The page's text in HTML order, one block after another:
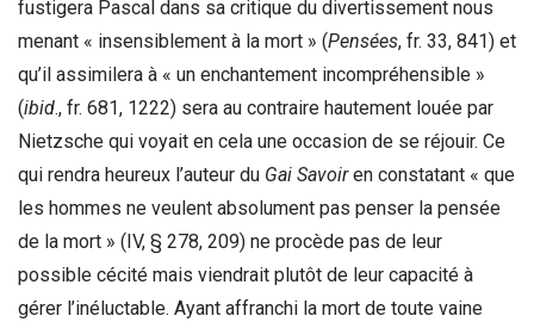
fustigera Pascal dans sa critique du divertissement nous
menant « insensiblement à la mort » (Pensées, fr. 33, 841) et
qu’il assimilera à « un enchantement incompréhensible »
(ibid., fr. 681, 1222) sera au contraire hautement louée par
Nietzsche qui voyait en cela une occasion de se réjouir. Ce
qui rendra heureux l’auteur du Gai Savoiren constatant « que
les hommes ne veulent absolument pas penser la pensée
de la mort » (IV, § 278, 209) ne procède pas de leur
possible cécité mais viendrait plutôt de leur capacité à
gérer l’inéluctable. Ayant affranchi la mort de toute vaine